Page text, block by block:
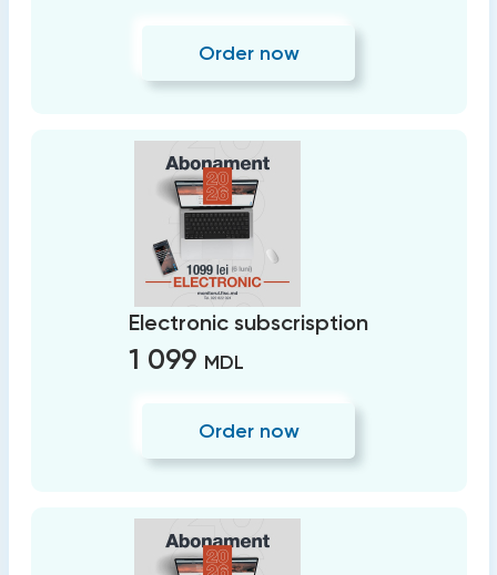
Order now
Electronic subscrisption
1 099 MDL
Order now